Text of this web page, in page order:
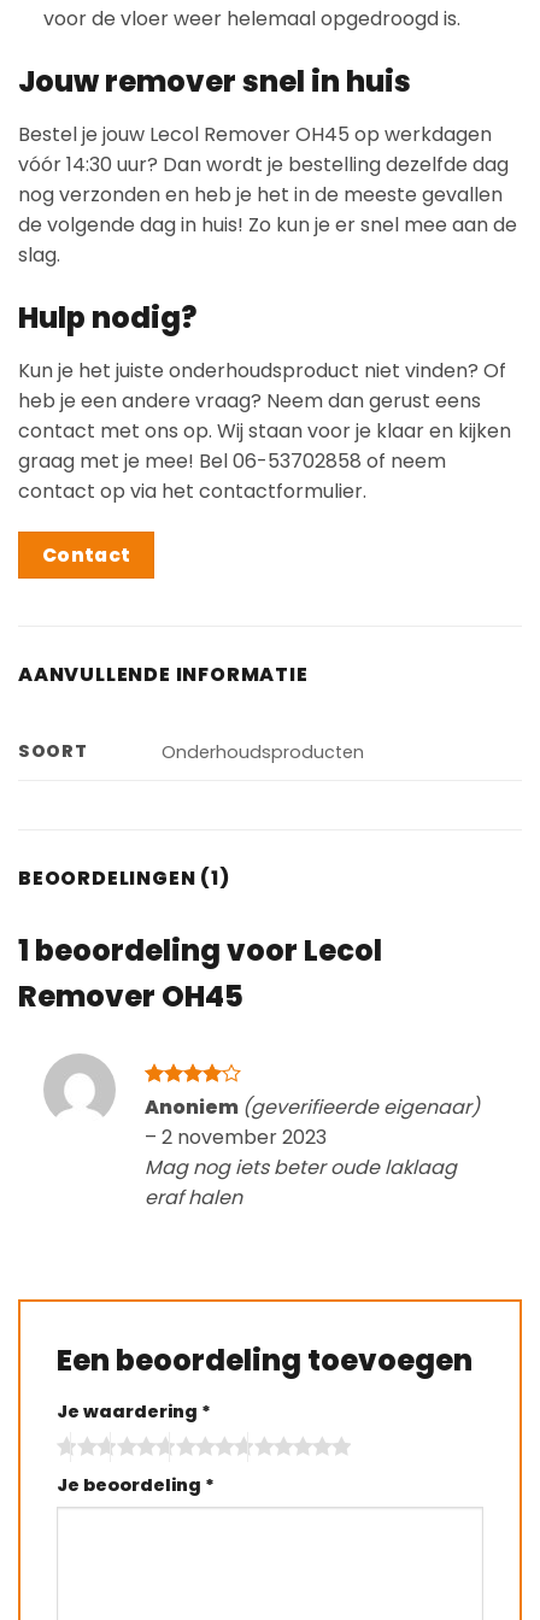
voor de vloer weer helemaal opgedroogd is.
Jouw remover snel in huis
Bestel je jouw Lecol Remover OH45 op werkdagen
vóór 14:30 uur? Dan wordt je bestelling dezelfde dag
nog verzonden en heb je het in de meeste gevallen
de volgende dag in huis! Zo kun je er snel mee aan de
slag.
Hulp nodig?
Kun je het juiste onderhoudsproduct niet vinden? Of
heb je een andere vraag? Neem dan gerust eens
contact met ons op. Wij staan voor je klaar en kijken
graag met je mee! Bel 06-53702858 of neem
contact op via het contactformulier.
Contact
AANVULLENDE INFORMATIE
SOORT Onderhoudsproducten
BEOORDELINGEN (1)
1 beoordeling voor Lecol
Remover OH45
Gewaardeerd
Anoniem (geverifieerde eigenaar)
– 2 november 2023
Mag nog iets beter oude laklaag
eraf halen
Een beoordeling toevoegen
Je waardering *
Je beoordeling *